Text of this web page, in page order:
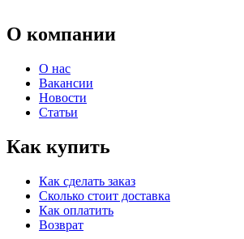
О компании
О нас
Вакансии
Новости
Статьи
Как купить
Как сделать заказ
Сколько стоит доставка
Как оплатить
Возврат